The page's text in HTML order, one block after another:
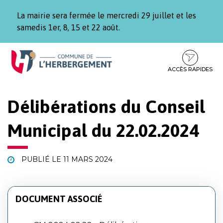
La mairie sera fermée le mercredi 29 juillet et les
samedis 1er, 8, 15 et 22 août.
Aller
Aller
contenu
Aller
pied
ACCÈS RAPIDES
Délibérations du Conseil
Municipal du 22.02.2024
PUBLIÉ LE 11 MARS 2024
DOCUMENT ASSOCIÉ